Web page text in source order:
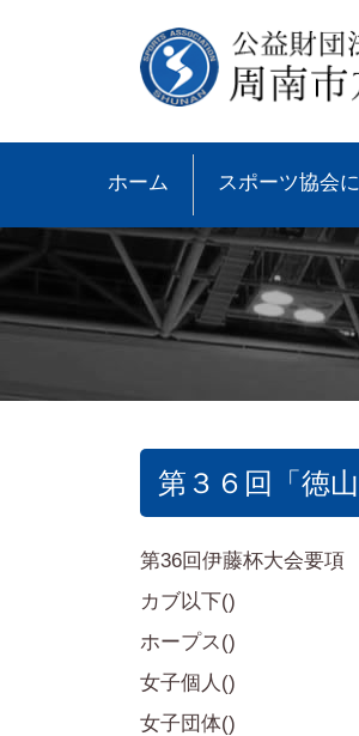
ホーム スポーツ協会
●スポーツ少年団とは
●登録スポーツ少年団
第３６回「徳
第36回伊藤杯大会要項
カブ以下()
ホープス()
女子個人()
女子団体()